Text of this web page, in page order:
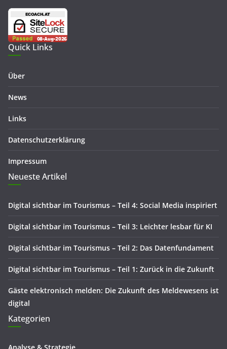
Quick Links
Über
News
Links
Datenschutzerklärung
Impressum
Neueste Artikel
Digital sichtbar im Tourismus – Teil 4: Social Media inspiriert
Digital sichtbar im Tourismus – Teil 3: Leichter lesbar für KI
Digital sichtbar im Tourismus – Teil 2: Das Datenfundament
Digital sichtbar im Tourismus – Teil 1: Zurück in die Zukunft
Gäste elektronisch melden: Die Zukunft des Meldewesens ist
digital
Kategorien